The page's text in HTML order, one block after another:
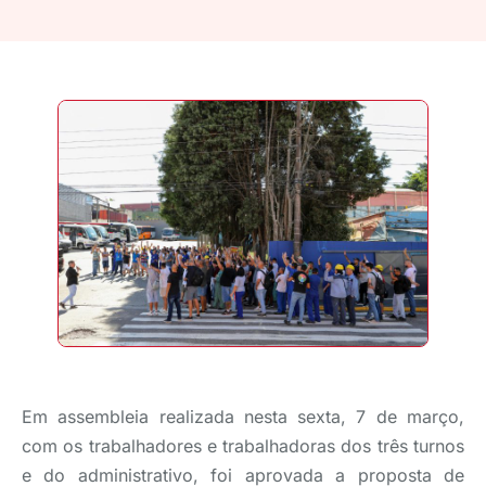
Em assembleia realizada nesta sexta, 7 de março,
com os trabalhadores e trabalhadoras dos três turnos
e do administrativo, foi aprovada a proposta de